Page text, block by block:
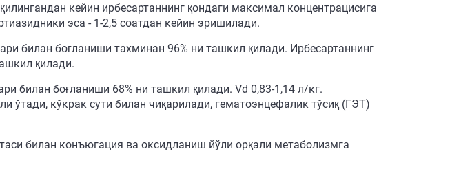
кейин ирбесартаннинг қондаги максимал концентрацисига
эса - 1-2,5 соатдан кейин эришилади.
билан боғланиши тахминан 96% ни ташкил қилади. Ирбесартаннинг
қилади.
билан боғланиши 68% ни ташкил қилади. Vd 0,83-1,14 л/кг.
ўтади, кўкрак сути билан чиқарилади, гематоэнцефалик тўсиқ (ГЭТ)
билан конъюгация ва оксидланиш йўли орқали метаболизмга